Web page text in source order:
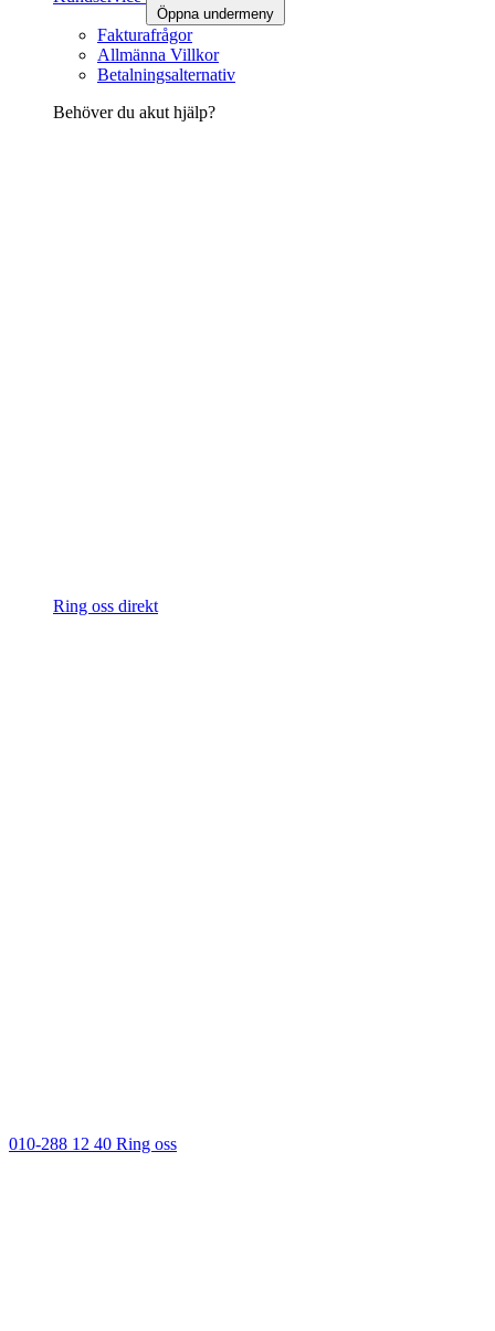
Öppna undermeny
Fakturafrågor
Allmänna Villkor
Betalningsalternativ
Behöver du akut hjälp?
Ring oss direkt
010-288 12 40 Ring oss